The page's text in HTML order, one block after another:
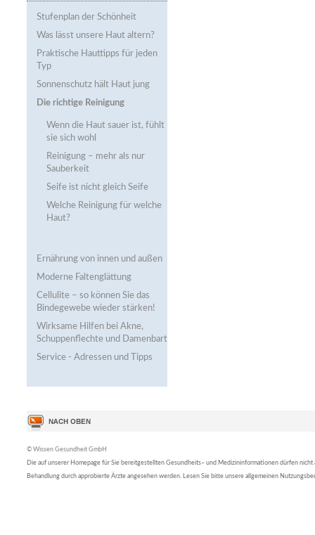
Stufenplan der Schönheit
Was lässt unsere Haut altern?
Praktische Hauttipps für jeden
Typ
Sonnenschutz hält Haut jung
Die richtige Reinigung
Wenn die Haut sauer ist, fühlt
sie sich wohl
Reinigung – mehr als nur
Sauberkeit
Seife ist nicht gleich Seife
Welche Reinigung für welche
Haut?
Ernährung von innen und außen
Moderne Faltenglättung
Cellulite – so können Sie das
Bindegewebe wieder stärken!
Wirksame Hilfen bei Akne,
Schuppenflechte und Damenbart
Service - Adressen und Tipps
© Wissen Gesundheit GmbH
Die auf unserer Homepage für Sie bereitgestellten Gesundheits– und Medizininformationen dürfen nicht
Behandlung durch approbierte Ärzte angesehen werden. Lesen Sie bitte unsere allgemeinen